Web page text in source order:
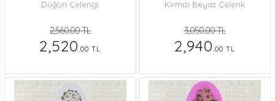
Düğün Çelengi
2,560.00 TL
2,520.00 TL
Kırmızı Beyaz Çelenk
3,050.00 TL
2,940.00 TL